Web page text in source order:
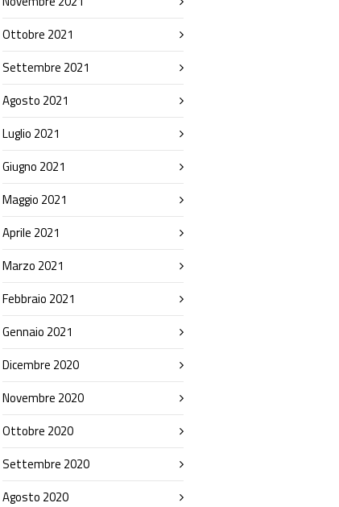
Ottobre 2021
Settembre 2021
Agosto 2021
Luglio 2021
Giugno 2021
Maggio 2021
Aprile 2021
Marzo 2021
Febbraio 2021
Gennaio 2021
Dicembre 2020
Novembre 2020
Ottobre 2020
Settembre 2020
Agosto 2020